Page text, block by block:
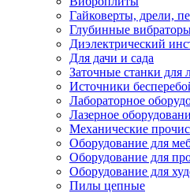
Гайковерты, дрели,
Глубинные
Диэлектрический
Для дачи и сада
Заточные станки для
Источники
Лабораторное
Лазерное
Механические
Оборудование для
Оборудование для
Оборудование для
Пилы цепные